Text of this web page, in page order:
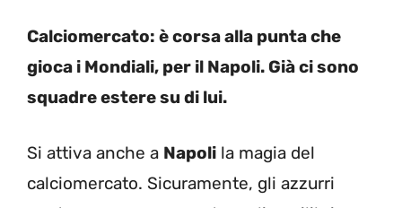
Calciomercato: è corsa alla punta che
gioca i Mondiali, per il Napoli. Già ci sono
squadre estere su di lui.
Si attiva anche a Napoli la magia del
calciomercato. Sicuramente, gli azzurri